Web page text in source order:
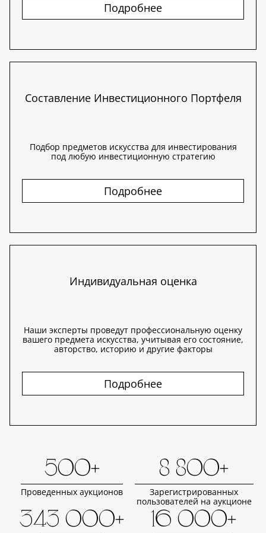
Подробнее
Составление Инвестиционного Портфеля
Подбор предметов искусства для инвестирования
под любую инвестиционную стратегию
Подробнее
Индивидуальная оценка
Наши эксперты проведут профессиональную оценку
вашего предмета искусства, учитывая его состояние,
авторство, историю и другие факторы
Подробнее
500+
Проведенных аукционов
8 800+
Зарегистрированных
пользователей на аукционе
343 000+ 16 000+